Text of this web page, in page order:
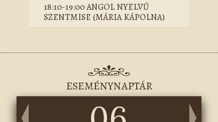
18:10-19:00 ANGOL NYELVŰ
SZENTMISE (MÁRIA KÁPOLNA)
ESEMÉNYNAPTÁR